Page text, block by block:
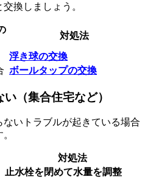
換しましょう。
対処法
浮き球の交換
ボールタップの交換
（集合住宅など）
ないトラブルが起きている場合
対処法
止水栓を閉めて水量を調整